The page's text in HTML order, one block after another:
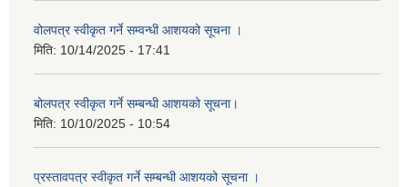
वोलपत्र स्वीकृत गर्ने सम्वन्धी आशयको सूचना ।
मिति: 10/14/2025 - 17:41
बोलपत्र स्वीकृत गर्ने सम्बन्धी आशयको सूचना।
मिति: 10/10/2025 - 10:54
प्रस्तावपत्र स्वीकृत गर्ने सम्बन्धी आशयको सूचना ।